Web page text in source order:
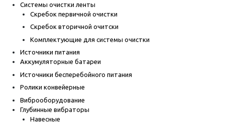
Системы очистки ленты
Скребок первичной очистки
Скребок вторичной очитски
Комплектующие для системы очистки
Источники питания
Аккумуляторные батареи
Источники бесперебойного питания
Ролики конвейерные
Виброоборудование
Глубинные вибраторы
Навесные